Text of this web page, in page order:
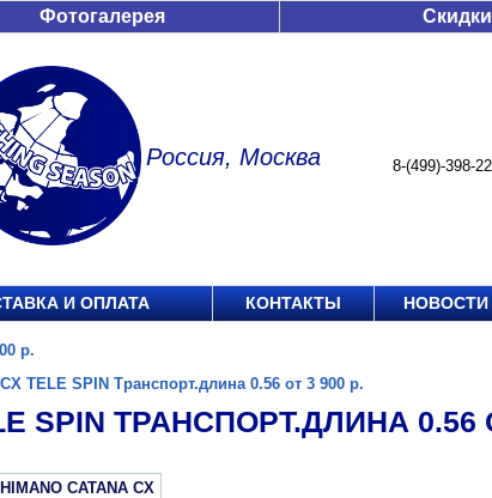
Фотогалерея Скидки
Россия, Москва 8-(499)-398-
И ОПЛАТА КОНТАКТЫ НОВОСТИ
р.
CX TELE SPIN Транспорт.длина 0.56 от 3 900 р.
SPIN ТРАНСПОРТ.ДЛИНА 0.56
CATANA CX